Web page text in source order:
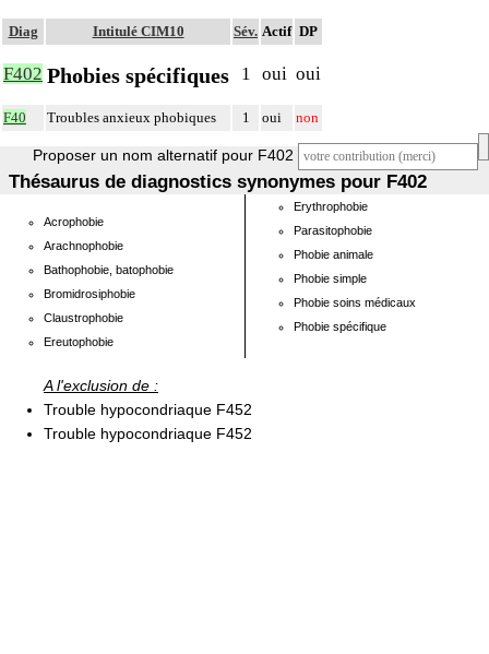
Diag Intitulé CIM10 Sév. Actif DP
F402 Phobies spécifiques 1 oui oui
F40 Troubles anxieux phobiques 1 oui non
Proposer un nom alternatif pour F402
Thésaurus de diagnostics synonymes pour F402
Acrophobie
Arachnophobie
Bathophobie, batophobie
Bromidrosiphobie
Claustrophobie
Ereutophobie
Erythrophobie
Parasitophobie
Phobie animale
Phobie simple
Phobie soins médicaux
Phobie spécifique
A l'exclusion de :
Trouble hypocondriaque F452
Trouble hypocondriaque F452